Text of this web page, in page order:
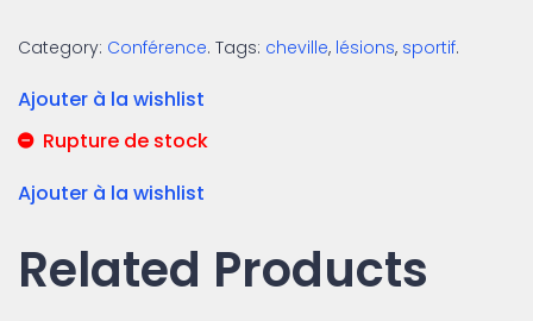
Category: Conférence. Tags: cheville, lésions, sportif.
Ajouter à la wishlist
Rupture de stock
Ajouter à la wishlist
Related Products